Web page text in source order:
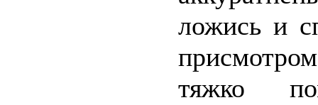
ложись и
тяжко